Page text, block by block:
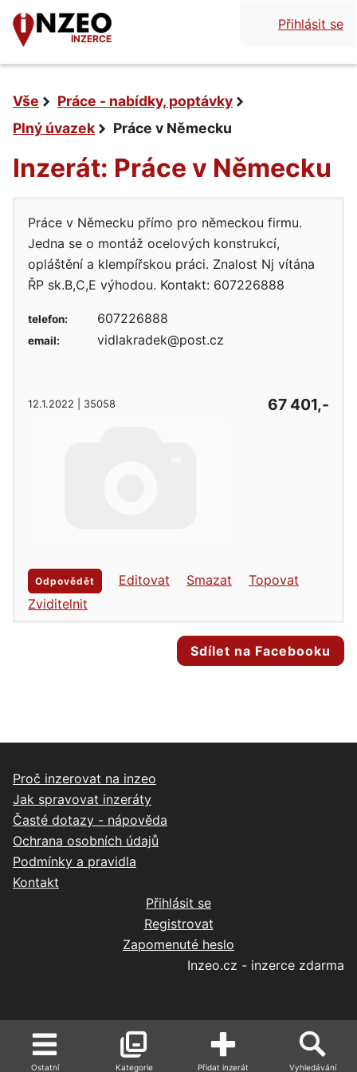
INZERCE
Přihlásit se
Vše
Práce - nabídky, poptávky
Plný úvazek
Práce v Německu
Inzerát: Práce v Německu
Práce v Německu přímo pro německou firmu.
Jedna se o montáž ocelových konstrukcí,
opláštění a klempířskou práci. Znalost Nj vítána
ŘP sk.B,C,E výhodou. Kontakt: 607226888
12.1.2022 | 35058 67 401,-
telefon: 607226888
email: vidlakradek@post.cz
Odpovědět Editovat Smazat
Topovat
Zviditelnit
Sdílet na Facebooku
Kategorie
Ostatní Přidat inzerát Vyhledávání
Proč inzerovat na inzeo
Jak spravovat inzeráty
Časté dotazy - nápověda
Ochrana osobních údajů
Podmínky a pravidla
Kontakt
Přihlásit se
Registrovat
Zapomenuté heslo
Inzeo.cz - inzerce zdarma